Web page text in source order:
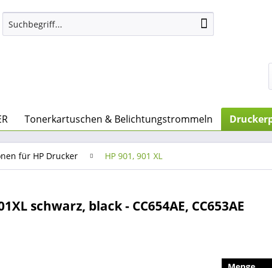
Tonerkartuschen & Belichtungstrommeln
für HP Drucker HP 901, 901 XL
schwarz, black - CC654AE, CC653AE